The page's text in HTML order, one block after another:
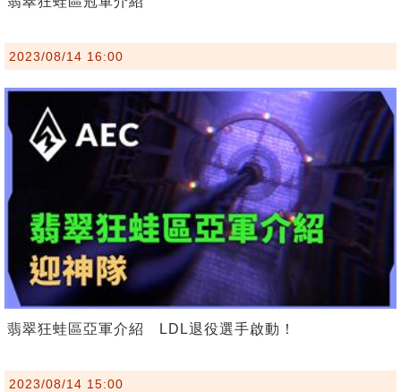
2023/08/14 16:00
翡翠狂蛙區亞軍介紹 LDL退役選手啟動！
2023/08/14 15:00